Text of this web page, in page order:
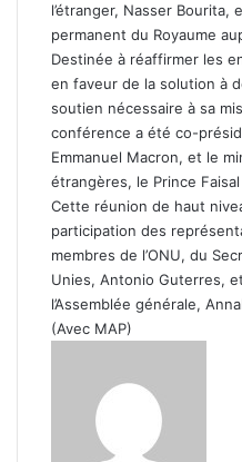
l’étranger, Nasser Bourita,
permanent du Royaume
Destinée à réaffirmer les
en faveur de la solution à
soutien nécessaire à sa
conférence a été co-
Emmanuel Macron, et le
étrangères, le Prince
Cette réunion de haut
participation des
membres de l’ONU, du
Unies, Antonio Guterres,
l’Assemblée générale,
(Avec MAP)